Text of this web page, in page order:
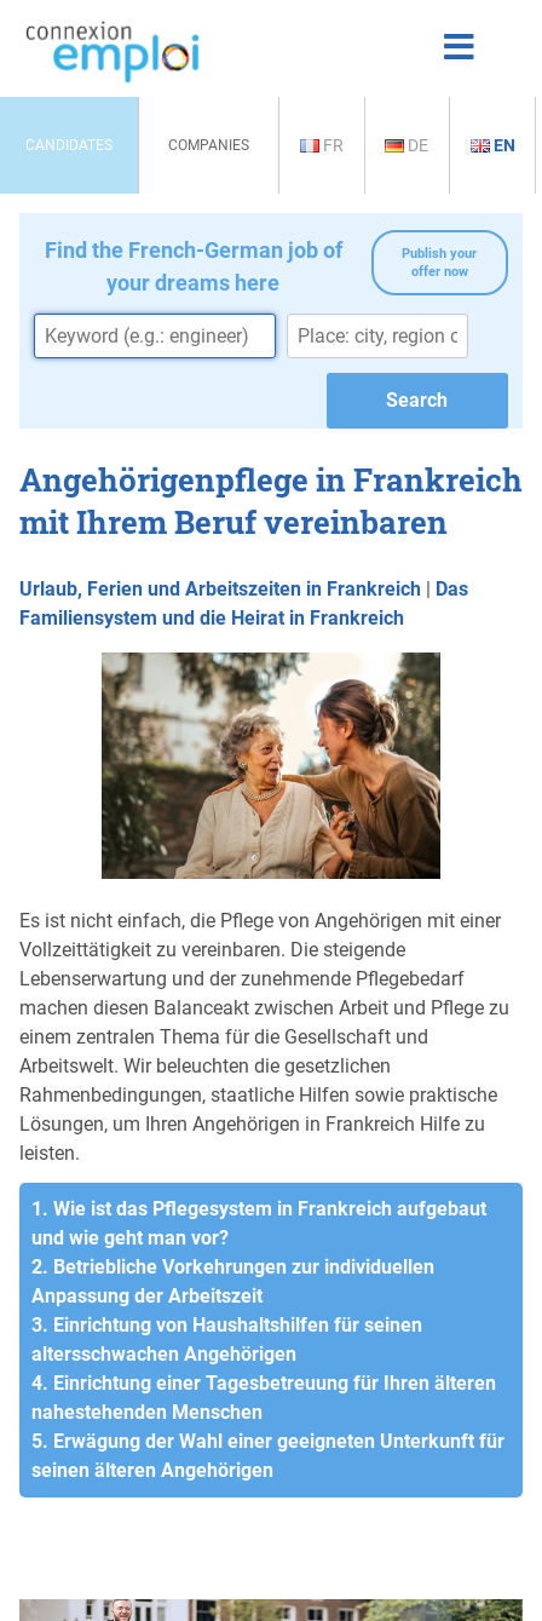
CANDIDATES COMPANIES FR DE EN
Publish your
offer now
Find the French-German job of
your dreams here
Angehörigenpflege in Frankreich
mit Ihrem Beruf vereinbaren
Urlaub, Ferien und Arbeitszeiten in Frankreich | Das
Familiensystem und die Heirat in Frankreich
Es ist nicht einfach, die Pflege von Angehörigen mit einer
Vollzeittätigkeit zu vereinbaren. Die steigende
Lebenserwartung und der zunehmende Pflegebedarf
machen diesen Balanceakt zwischen Arbeit und Pflege zu
einem zentralen Thema für die Gesellschaft und
Arbeitswelt. Wir beleuchten die gesetzlichen
Rahmenbedingungen, staatliche Hilfen sowie praktische
Lösungen, um Ihren Angehörigen in Frankreich Hilfe zu
leisten.
1. Wie ist das Pflegesystem in Frankreich aufgebaut
und wie geht man vor?
2. Betriebliche Vorkehrungen zur individuellen
Anpassung der Arbeitszeit
3. Einrichtung von Haushaltshilfen für seinen
altersschwachen Angehörigen
4. Einrichtung einer Tagesbetreuung für Ihren älteren
nahestehenden Menschen
5. Erwägung der Wahl einer geeigneten Unterkunft für
seinen älteren Angehörigen